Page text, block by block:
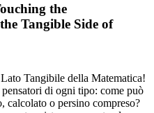
the
Tangible Side of
Tangibile della Matematica!
di ogni tipo: come può
calcolato o persino compreso?